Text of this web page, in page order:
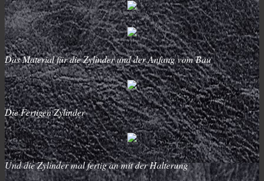
Das Material für die Zylinder und der Anfang vom Bau
Die Fertigen Zylinder
Und die Zylinder mal fertig an mit der Halterung